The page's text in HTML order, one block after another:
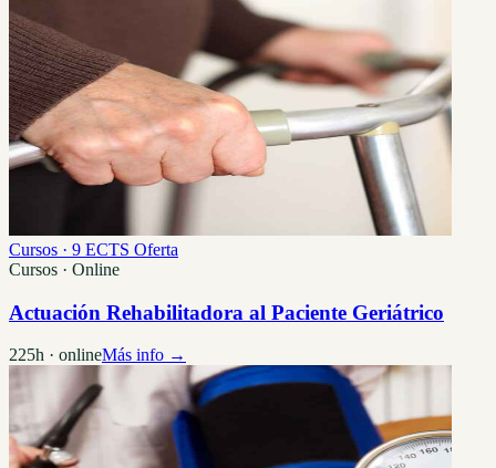
Cursos · 9 ECTS Oferta
Cursos · Online
Actuación Rehabilitadora al Paciente Geriátrico
225h · onlineMás info →